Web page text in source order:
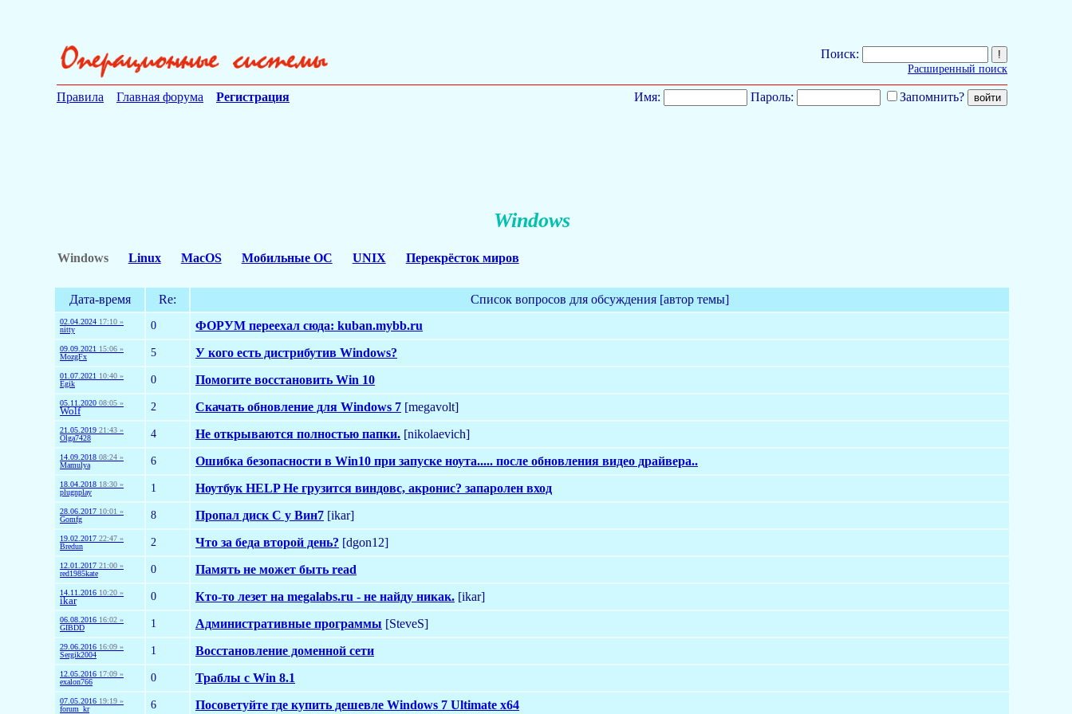
Поиск:
Расширенный поиск
Правила Главная форума Регистрация Имя: Пароль: Запомнить?
Windows
Windows Linux MacOS Мобильные ОС UNIX Перекрёсток миров
Дата-время Re: Список вопросов для обсуждения [автор темы]
02.04.2024 17:10 »
nitty
0 ФОРУМ переехал сюда: kuban.mybb.ru
09.09.2021 15:06 »
MozgFx
5 У кого есть дистрибутив Windows?
01.07.2021 10:40 »
Egik
0 Помогите восстановить Win 10
05.11.2020 08:05 »
Wolf 2 Скачать обновление для Windows 7 [megavolt]
21.05.2019 21:43 »
Olga7428
4 Не открываются полностью папки. [nikolaevich]
14.09.2018 08:24 »
Mamulya
6 Ошибка безопасности в Win10 при запуске ноута..... после обновления видео драйвера..
18.04.2018 18:30 »
plugnplay
1 Ноутбук HELP Не грузится виндовс, акронис? запаролен вход
28.06.2017 10:01 »
Gomfg
8 Пропал диск С у Вин7 [ikar]
19.02.2017 22:47 »
Bredun
2 Что за беда второй день? [dgon12]
12.01.2017 21:00 »
red1985kate
0 Память не может быть read
14.11.2016 10:20 »
ikar 0 Кто-то лезет на megalabs.ru - не найду никак. [ikar]
06.08.2016 16:02 »
GIBDD
1 Административные программы [SteveS]
29.06.2016 16:09 »
Sergik2004
1 Восстановление доменной сети
12.05.2016 17:09 »
exalon766
0 Траблы с Win 8.1
07.05.2016 19:19 »
forum_kr
6 Посоветуйте где купить дешевле Windows 7 Ultimate x64